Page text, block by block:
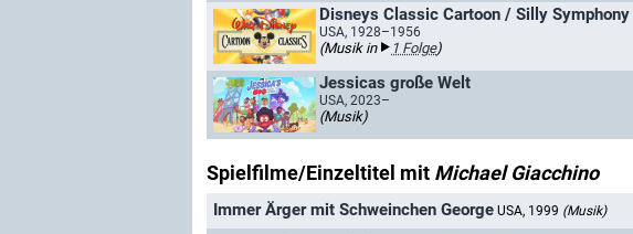
Disneys Classic Cartoon / Silly Symphony
USA, 1928–1956
(Musik in 1 Folge)
Jessicas große Welt
USA, 2023–
(Musik)
Spielfilme/Einzeltitel mit Michael Giacchino
Immer Ärger mit Schweinchen George USA, 1999 (Musik)